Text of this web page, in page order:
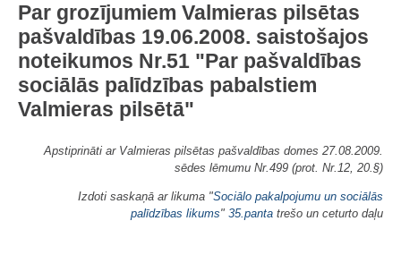
Par grozījumiem Valmieras pilsētas
pašvaldības 19.06.2008. saistošajos
noteikumos Nr.51 "Par pašvaldības
sociālās palīdzības pabalstiem
Valmieras pilsētā"
Apstiprināti ar Valmieras pilsētas pašvaldības domes 27.08.2009.
sēdes lēmumu Nr.499 (prot. Nr.12, 20.§)
Izdoti saskaņā ar likuma "Sociālo pakalpojumu un sociālās
palīdzības likums" 35.panta trešo un ceturto daļu